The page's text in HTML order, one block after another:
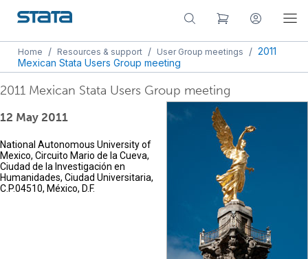
Home / Resources & support / User Group meetings / 2011
Mexican Stata Users Group meeting
2011 Mexican Stata Users Group meeting
12 May 2011
National Autonomous University of
Mexico, Circuito Mario de la Cueva,
Ciudad de la Investigación en
Humanidades, Ciudad Universitaria,
C.P.04510, México, D.F.